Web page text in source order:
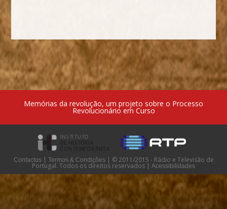
Memórias da revolução, um projeto sobre o Processo
Revolucionário em Curso
Contactos | Termos & Condições | © 2011/2015 - Rádio e Televisão de
Portugal. Todos os direitos reservados | Acessibilidades